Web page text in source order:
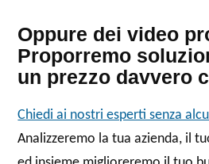
Oppure dei video
Proporremo
un prezzo davvero
Chiedi ai nostri esperti senza
Analizzeremo la tua azienda, il